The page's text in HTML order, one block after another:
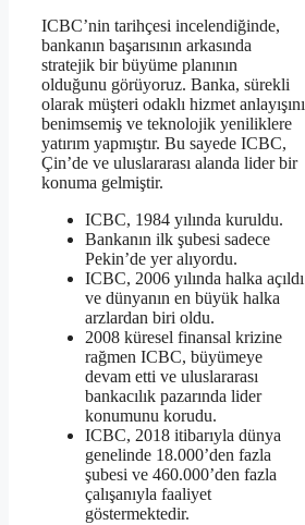
ICBC’nin tarihçesi incelendiğinde,
bankanın başarısının arkasında
stratejik bir büyüme planının
olduğunu görüyoruz. Banka, sürekli
olarak müşteri odaklı hizmet anlayışını
benimsemiş ve teknolojik yeniliklere
yatırım yapmıştır. Bu sayede ICBC,
Çin’de ve uluslararası alanda lider bir
konuma gelmiştir.
ICBC, 1984 yılında kuruldu.
Bankanın ilk şubesi sadece
Pekin’de yer alıyordu.
ICBC, 2006 yılında halka açıldı
ve dünyanın en büyük halka
arzlardan biri oldu.
2008 küresel finansal krizine
rağmen ICBC, büyümeye
devam etti ve uluslararası
bankacılık pazarında lider
konumunu korudu.
ICBC, 2018 itibarıyla dünya
genelinde 18.000’den fazla
şubesi ve 460.000’den fazla
çalışanıyla faaliyet
göstermektedir.